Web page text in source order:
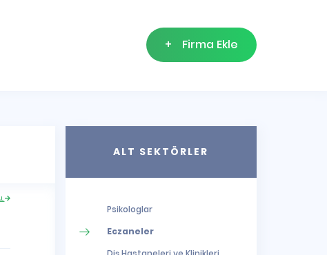
+ Firma Ekle
ALT SEKTÖRLER
Psikologlar
Eczaneler